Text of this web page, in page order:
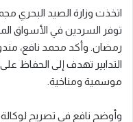
اتخذت وزارة الصيد البحري
توفر السردين في الأسواق
رمضان. وأكد محمد نافع،
التدابير تهدف إلى الحفاظ
موسمية ومناخية.
وأوضح نافع في تصريح لوكالة